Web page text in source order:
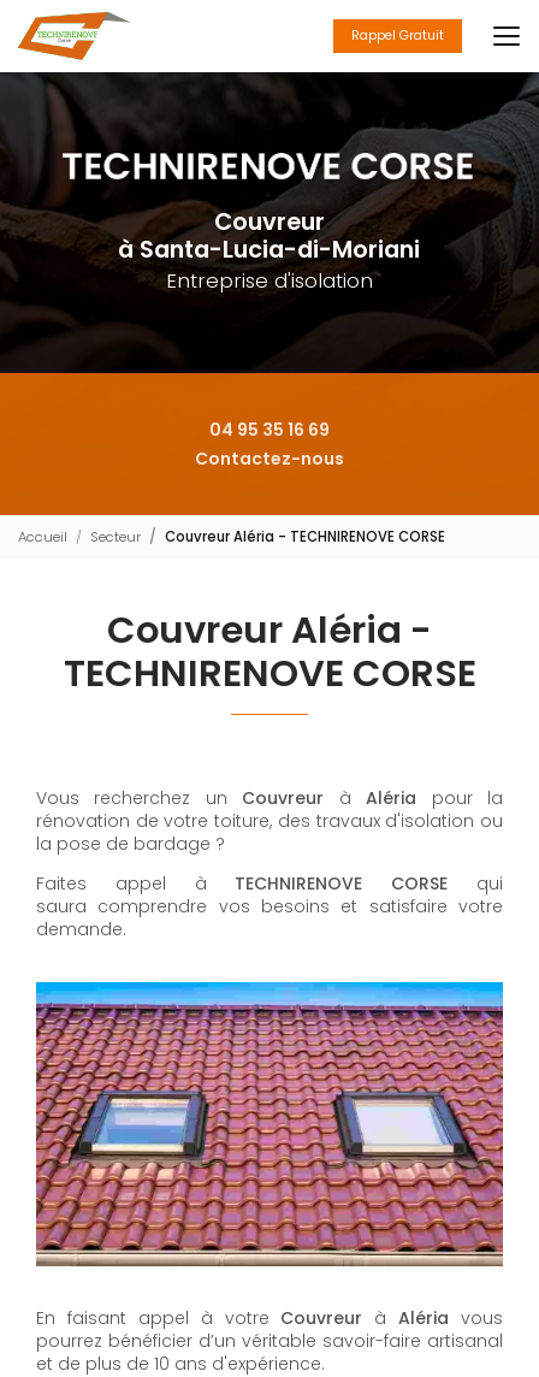
au
contenu
principal
Rappel Gratuit
Couvreur
à Santa-Lucia-di-Moriani
Entreprise d'isolation
04 95 35 16 69
Contactez-nous
Accueil Secteur Couvreur Aléria - TECHNIRENOVE CORSE
Couvreur Aléria -
TECHNIRENOVE CORSE
Vous recherchez un Couvreur àAléria pour la
rénovation de votre toiture, des travaux d'isolation ou
la pose de bardage ?
Faites appel à TECHNIRENOVE CORSE qui
saura comprendre vos besoins et satisfaire votre
demande.
En faisant appel à votre Couvreur àAléria vous
pourrez bénéficier d’un véritable savoir-faire artisanal
et de plus de 10 ans d'expérience.